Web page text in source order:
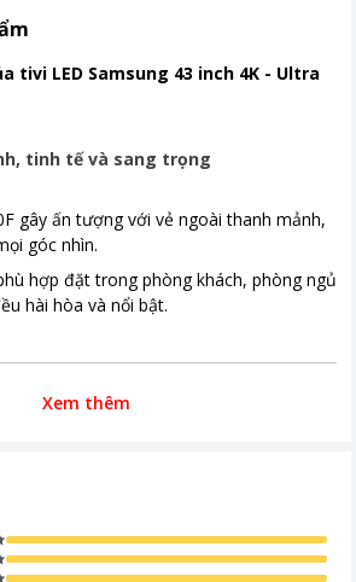
-Kết nối: 3 x HDMI, 1 x USB -A -Wifi5,
957.8 x 558.8 x 76.3 mm
6.4 kg
- Độ phân giải:4K (3,840 ×2,160)với 8
Bộ xử lý hình ảnh Crystal 4K: Tối ưu
gam màu - Công nghệ Mega
vào nội dung gốc để hình ảnh mượt
mà hơn - Công nghệ HDR: Cảm nhận
tivi LED Samsung 43 inch 4K - Ultra
tinh tế và sang trọng
gây ấn tượng với vẻ ngoài thanh mảnh,
góc nhìn.
hợp đặt trong phòng khách, phòng ngủ
hài hòa và nổi bật.
Xem thêm